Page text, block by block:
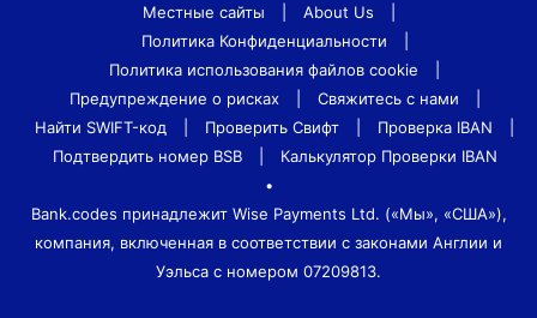
Местные сайты About Us
Политика Конфиденциальности
Политика использования файлов cookie
Предупреждение о рисках
Свяжитесь с нами
Найти SWIFT-код
Проверить Свифт Проверка IBAN
Подтвердить номер BSB
Калькулятор Проверки IBAN
•
Bank.codes принадлежит Wise Payments Ltd. («Мы», «США»),
компания, включенная в соответствии с законами Англии и
Уэльса с номером 07209813.